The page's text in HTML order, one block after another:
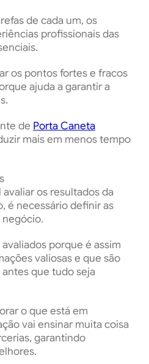
de cada um, os
profissionais das
os pontos fortes e fracos
ajuda a garantir a
de Porta Caneta
mais em menos tempo
os resultados da
é necessário definir as
negócio.
porque é assim
valiosas e que são
que tudo seja
o que está em
vai ensinar muita coisa
garantindo